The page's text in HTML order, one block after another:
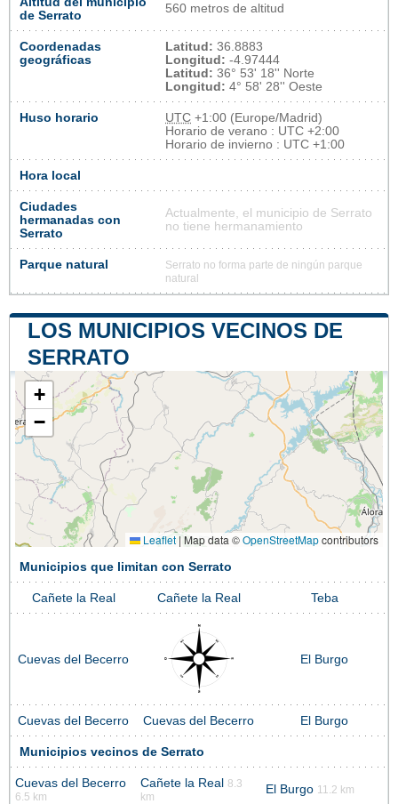
de Serrato
560 metros de altitud
Coordenadas
geográficas
Latitud: 36.8883
Longitud: -4.97444
Latitud: 36° 53' 18'' Norte
Longitud: 4° 58' 28'' Oeste
Huso horario UTC +1:00 (Europe/Madrid)
Horario de verano : UTC +2:00
Horario de invierno : UTC +1:00
Hora local
Ciudades
hermanadas con
Serrato
Actualmente, el municipio de Serrato
no tiene hermanamiento
Parque natural
Serrato no forma parte de ningún parque
natural
LOS MUNICIPIOS VECINOS DE
SERRATO
+
−
Leaflet | Map data ©OpenStreetMapcontributors
Municipios que limitan con Serrato
Cañete la Real Cañete la Real Teba
Cuevas del Becerro El Burgo
Cuevas del Becerro Cuevas del Becerro El Burgo
Municipios vecinos de Serrato
Cuevas del Becerro
6.5 km
Cañete la Real
8.3
km
El Burgo 11.2 km